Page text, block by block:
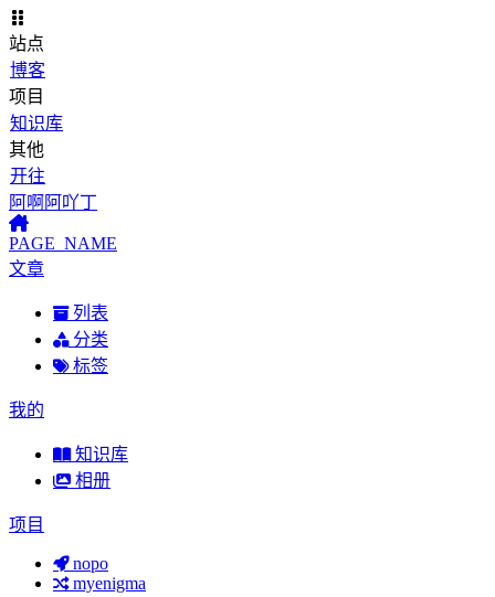
站点
博客
项目
知识库
其他
开往
阿啊阿吖丁
PAGE_NAME
文章
列表
分类
标签
我的
知识库
相册
项目
nopo
myenigma